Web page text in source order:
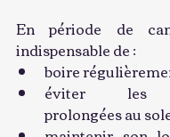
En période de
indispensable de :
boire
éviter les
prolongées au